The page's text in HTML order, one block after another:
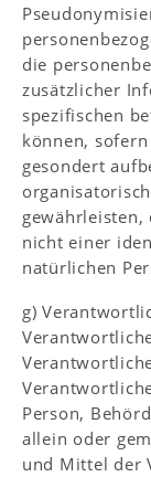
die
zusätzlicher
spezifischen
können,
gesondert
gewährleisten,
nicht einer
natürlichen
g)
Person,
allein oder
und Mittel der